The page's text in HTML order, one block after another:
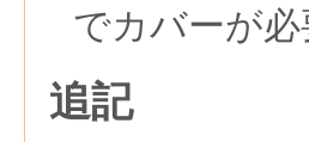
でカバーが必
追記